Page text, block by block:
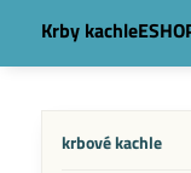
Krby kachle
krbové kachle